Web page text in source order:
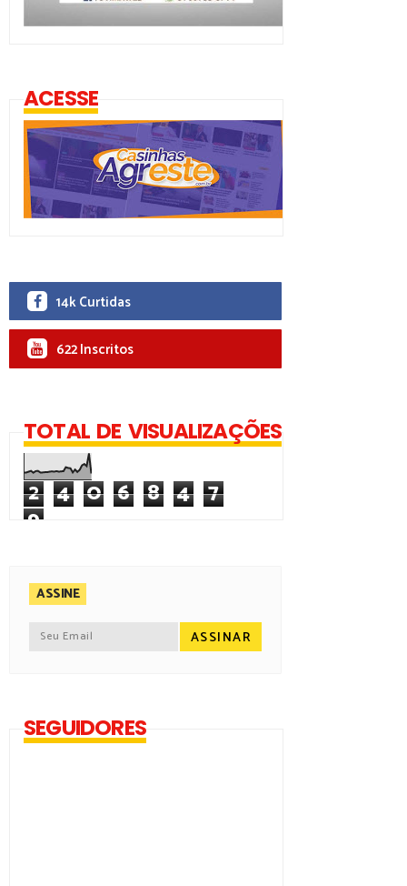
ACESSE
14k Curtidas
622 Inscritos
TOTAL DE VISUALIZAÇÕES
2 4 0 6 8 4 7
9
ASSINE
SEGUIDORES